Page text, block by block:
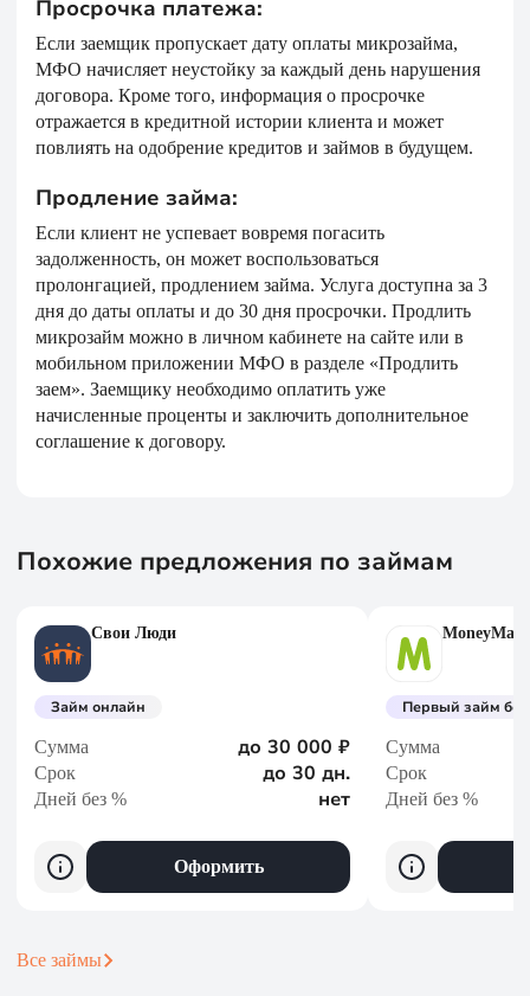
Просрочка платежа:
Если заемщик пропускает дату оплаты микрозайма,
МФО начисляет неустойку за каждый день нарушения
договора. Кроме того, информация о просрочке
отражается в кредитной истории клиента и может
повлиять на одобрение кредитов и займов в будущем.
Продление займа:
Если клиент не успевает вовремя погасить
задолженность, он может воспользоваться
пролонгацией, продлением займа. Услуга доступна за 3
дня до даты оплаты и до 30 дня просрочки. Продлить
микрозайм можно в личном кабинете на сайте или в
мобильном приложении МФО в разделе «Продлить
заем». Заемщику необходимо оплатить уже
начисленные проценты и заключить дополнительное
соглашение к договору.
Похожие предложения по займам
Все займы
Свои Люди
Займ онлайн
Сумма до 30 000 ₽
Срок до 30 дн.
Дней без % нет
Оформить
MoneyMan
Первый займ без
Сумма
Срок
Дней без %